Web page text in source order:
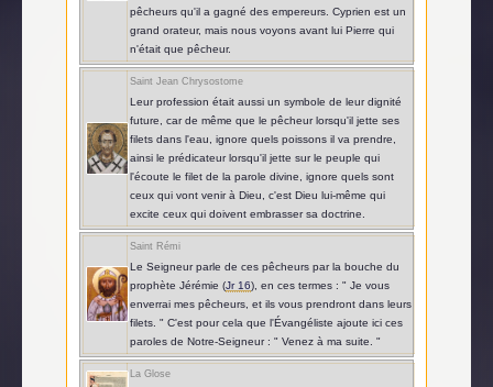
pêcheurs qu'il a gagné des empereurs. Cyprien est un
grand orateur, mais nous voyons avant lui Pierre qui
n'était que pêcheur.
Saint Jean Chrysostome
Leur profession était aussi un symbole de leur dignité
future, car de même que le pêcheur lorsqu'il jette ses
filets dans l'eau, ignore quels poissons il va prendre,
ainsi le prédicateur lorsqu'il jette sur le peuple qui
l'écoute le filet de la parole divine, ignore quels sont
ceux qui vont venir à Dieu, c'est Dieu lui-même qui
excite ceux qui doivent embrasser sa doctrine.
Saint Rémi
Le Seigneur parle de ces pêcheurs par la bouche du
prophète Jérémie (Jr 16), en ces termes : " Je vous
enverrai mes pêcheurs, et ils vous prendront dans leurs
filets. " C'est pour cela que l'Évangéliste ajoute ici ces
paroles de Notre-Seigneur : " Venez à ma suite. "
La Glose